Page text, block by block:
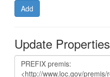
Add
Update Properties